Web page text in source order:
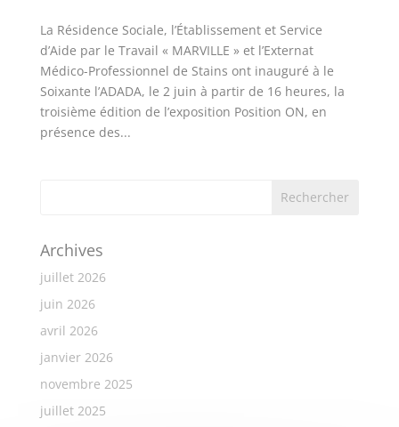
La Résidence Sociale, l’Établissement et Service
d’Aide par le Travail « MARVILLE » et l’Externat
Médico-Professionnel de Stains ont inauguré à le
Soixante l’ADADA, le 2 juin à partir de 16 heures, la
troisième édition de l’exposition Position ON, en
présence des...
Archives
juillet 2026
juin 2026
avril 2026
janvier 2026
novembre 2025
juillet 2025